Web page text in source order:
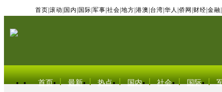
首页 滚动 国内 国际 军事 社会 地方 港澳 台湾 华人 侨网 财经 金融
首页 最新 热点 国内 社会 国际